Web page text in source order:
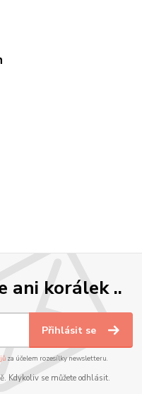
ani korálek ..
Přihlásit se
za účelem rozesílky newsletteru.
Kdykoliv se můžete odhlásit.